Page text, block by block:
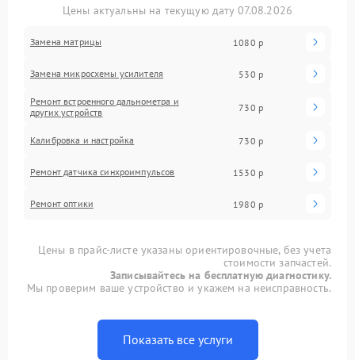
Цены актуальны на текущую дату 07.08.2026
Замена матрицы 1080 р
Замена микросхемы усилителя 530 р
Ремонт встроенного дальнометра и
других устройств
730 р
Калибровка и настройка 730 р
Ремонт датчика синхроимпульсов 1530 р
Ремонт оптики 1980 р
Цены в прайс-листе указаны ориентировочные, без учета
стоимости запчастей.
Записывайтесь на бесплатную диагностику.
Мы проверим ваше устройство и укажем на неисправность.
Показать все услуги